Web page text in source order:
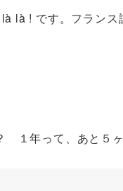
là ! です。フランス
１年って、あと